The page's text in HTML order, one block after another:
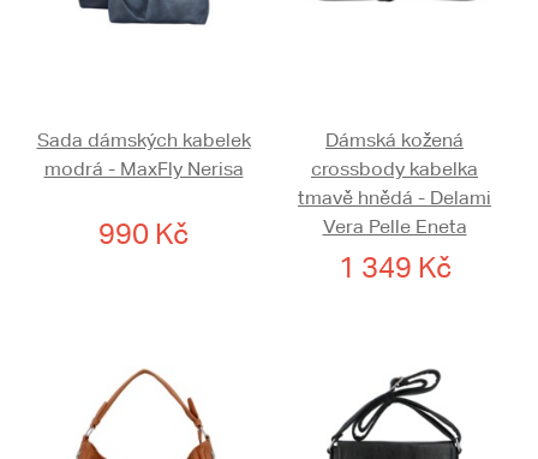
Sada dámských kabelek
modrá - MaxFly Nerisa
990 Kč
Dámská kožená
crossbody kabelka
tmavě hnědá - Delami
Vera Pelle Eneta
1 349 Kč